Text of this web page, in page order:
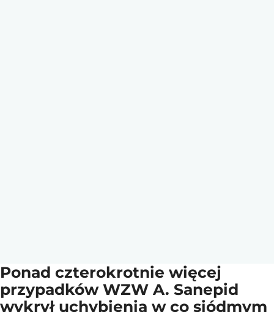
Ponad czterokrotnie więcej
przypadków WZW A. Sanepid
wykrył uchybienia w co siódmym